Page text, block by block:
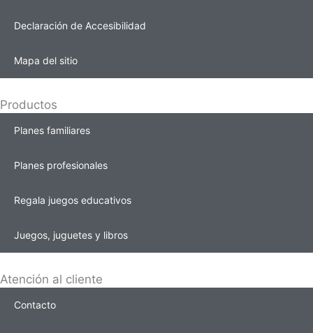
Declaración de Accesibilidad
Mapa del sitio
Productos
Planes familiares
Planes profesionales
Regala juegos educativos
Juegos, juguetes y libros
Atención al cliente
Contacto